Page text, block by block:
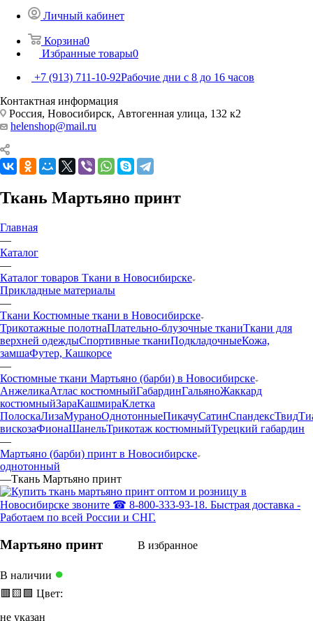
Личный кабинет
Корзина0
Избранные товары0
+7 (913) 711-10-92Рабочие дни с 8 до 16 часов
Контактная информация
Россия, Новосибирск, Автогенная улица, 132 к2
helenshop@mail.ru
Ткань Мартьяно принт
Главная
—
Каталог
—
Каталог товаров Ткани в Новосибирске
Прикладные материалы
—
Ткани Костюмные ткани в Новосибирске
Трикотажные полотнаПлательно-блузочные тканиТкани для
верхней одеждыСпортивные тканиПодкладочныеКожа,
замшаФутер, Кашкорсе
—
Костюмные ткани Мартьяно (барби) в Новосибирске
АнжеликаАтлас костюмныйГабардинГальяноЖаккард
костюмныйЗараКашмираКлетка
ПолоскаЛизаМураноОднотонныеПикачуСатинСпандексТвид
вискозаФионаШанельТрикотаж костюмныйТурецкий габардин
—
Мартьяно (барби) принт в Новосибирске
однотонный
—Ткань Мартьяно принт
Мартьяно принт В избранное
В наличии ●
🟥 🟨 🟩 Цвет:
не указан